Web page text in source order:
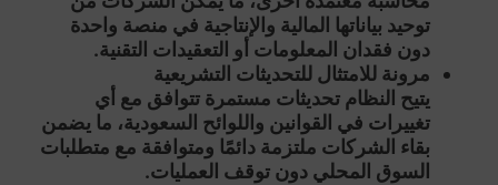
توحيد بياناتها المالية والإنتاجية في منصة واحدة
دون فقدان المعلومات أو التعقيدات التقنية.
مرونة للامتثال للتحديثات التشريعية
يتيح النظام تحديثات مستمرة تتوافق مع أي
تغييرات في القوانين واللوائح السعودية، ما يضمن
بقاء الشركات ملتزمة دائمًا ومتوافقة مع متطلبات
السوق المحلي دون توقف العمليات.